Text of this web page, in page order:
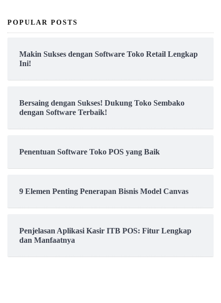
POPULAR POSTS
Makin Sukses dengan Software Toko Retail Lengkap
Ini!
Bersaing dengan Sukses! Dukung Toko Sembako
dengan Software Terbaik!
Penentuan Software Toko POS yang Baik
9 Elemen Penting Penerapan Bisnis Model Canvas
Penjelasan Aplikasi Kasir ITB POS: Fitur Lengkap
dan Manfaatnya